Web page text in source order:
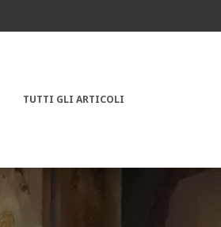
TUTTI GLI ARTICOLI